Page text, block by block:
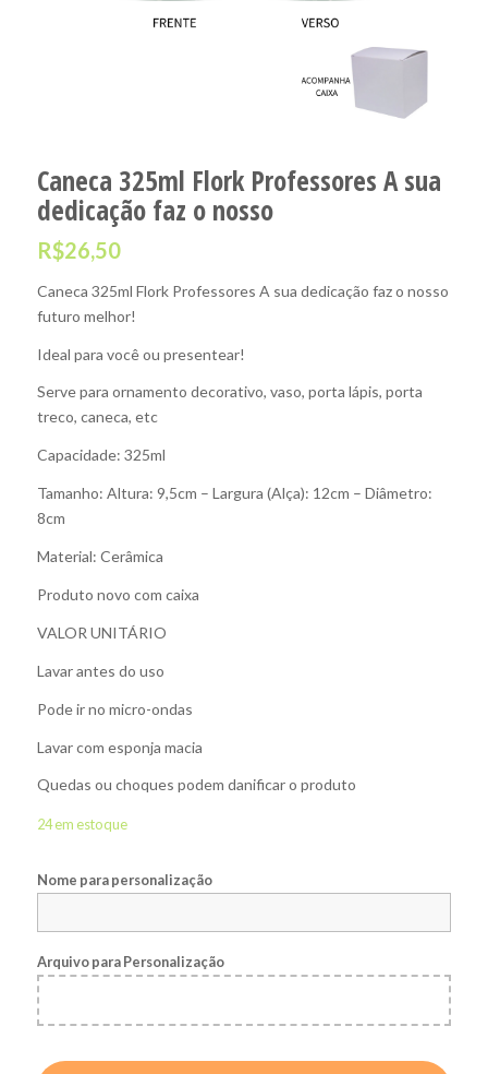
Caneca 325ml Flork Professores A sua
dedicação faz o nosso
R$26,50
Caneca 325ml Flork Professores A sua dedicação faz o nosso
futuro melhor!
Ideal para você ou presentear!
Serve para ornamento decorativo, vaso, porta lápis, porta
treco, caneca, etc
Capacidade: 325ml
Tamanho: Altura: 9,5cm – Largura (Alça): 12cm – Diâmetro:
8cm
Material: Cerâmica
Produto novo com caixa
VALOR UNITÁRIO
Lavar antes do uso
Pode ir no micro-ondas
Lavar com esponja macia
Quedas ou choques podem danificar o produto
24 em estoque
Nome para personalização
Arquivo para Personalização